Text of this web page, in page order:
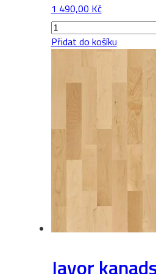
1 490,00 Kč
Jasan
Skagen
množství
Přidat do košíku
Javor